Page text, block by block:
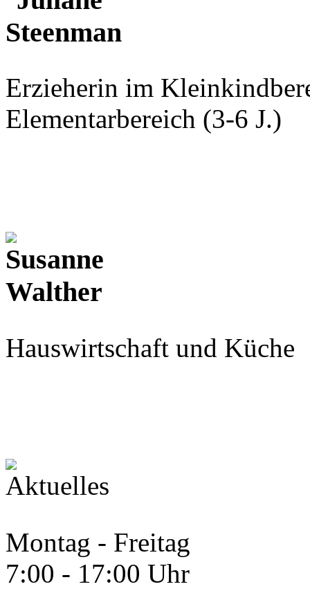
Erzieherin im
Elementarbereich (3-6 J.)
Hauswirtschaft und Küche
Montag - Freitag
7:00 - 17:00 Uhr